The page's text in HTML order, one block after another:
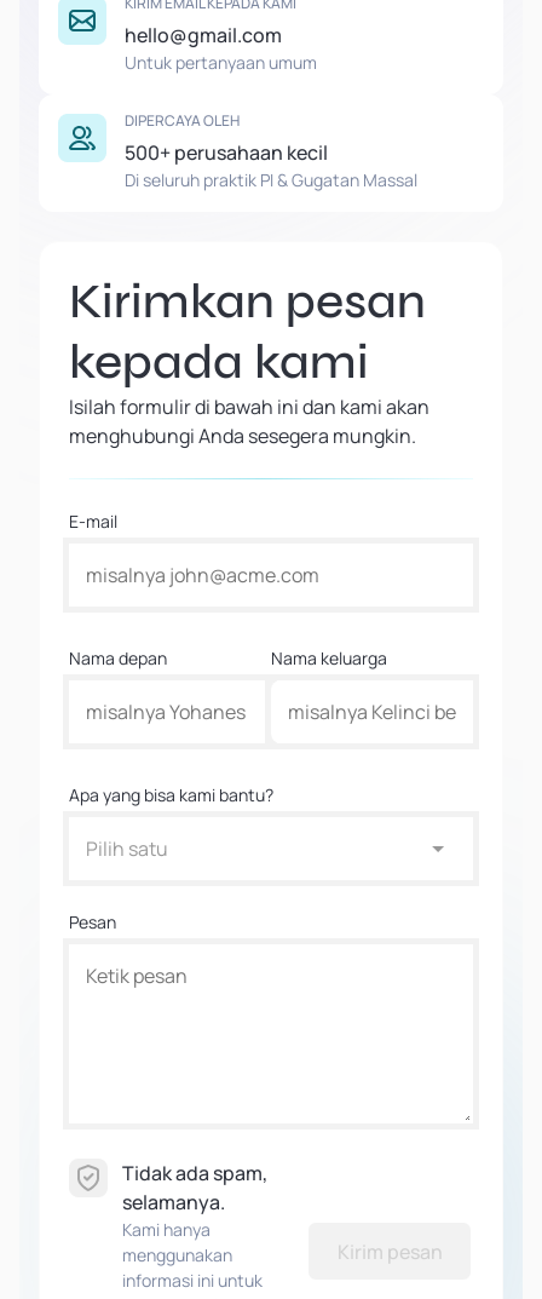
hello@gmail.com
Untuk pertanyaan umum
DIPERCAYA OLEH
500+ perusahaan kecil
Di seluruh praktik PI & Gugatan Massal
Kirimkan pesan
kepada kami
Isilah formulir di bawah ini dan kami akan
menghubungi Anda sesegera mungkin.
E-mail
Nama depan Nama keluarga
Apa yang bisa kami bantu?
Pilih satu
Pesan
Tidak ada spam,
selamanya.
Kami hanya
menggunakan
informasi ini untuk
Kirim pesan